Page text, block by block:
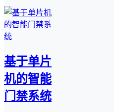
基于单片
机的智能
门禁系统